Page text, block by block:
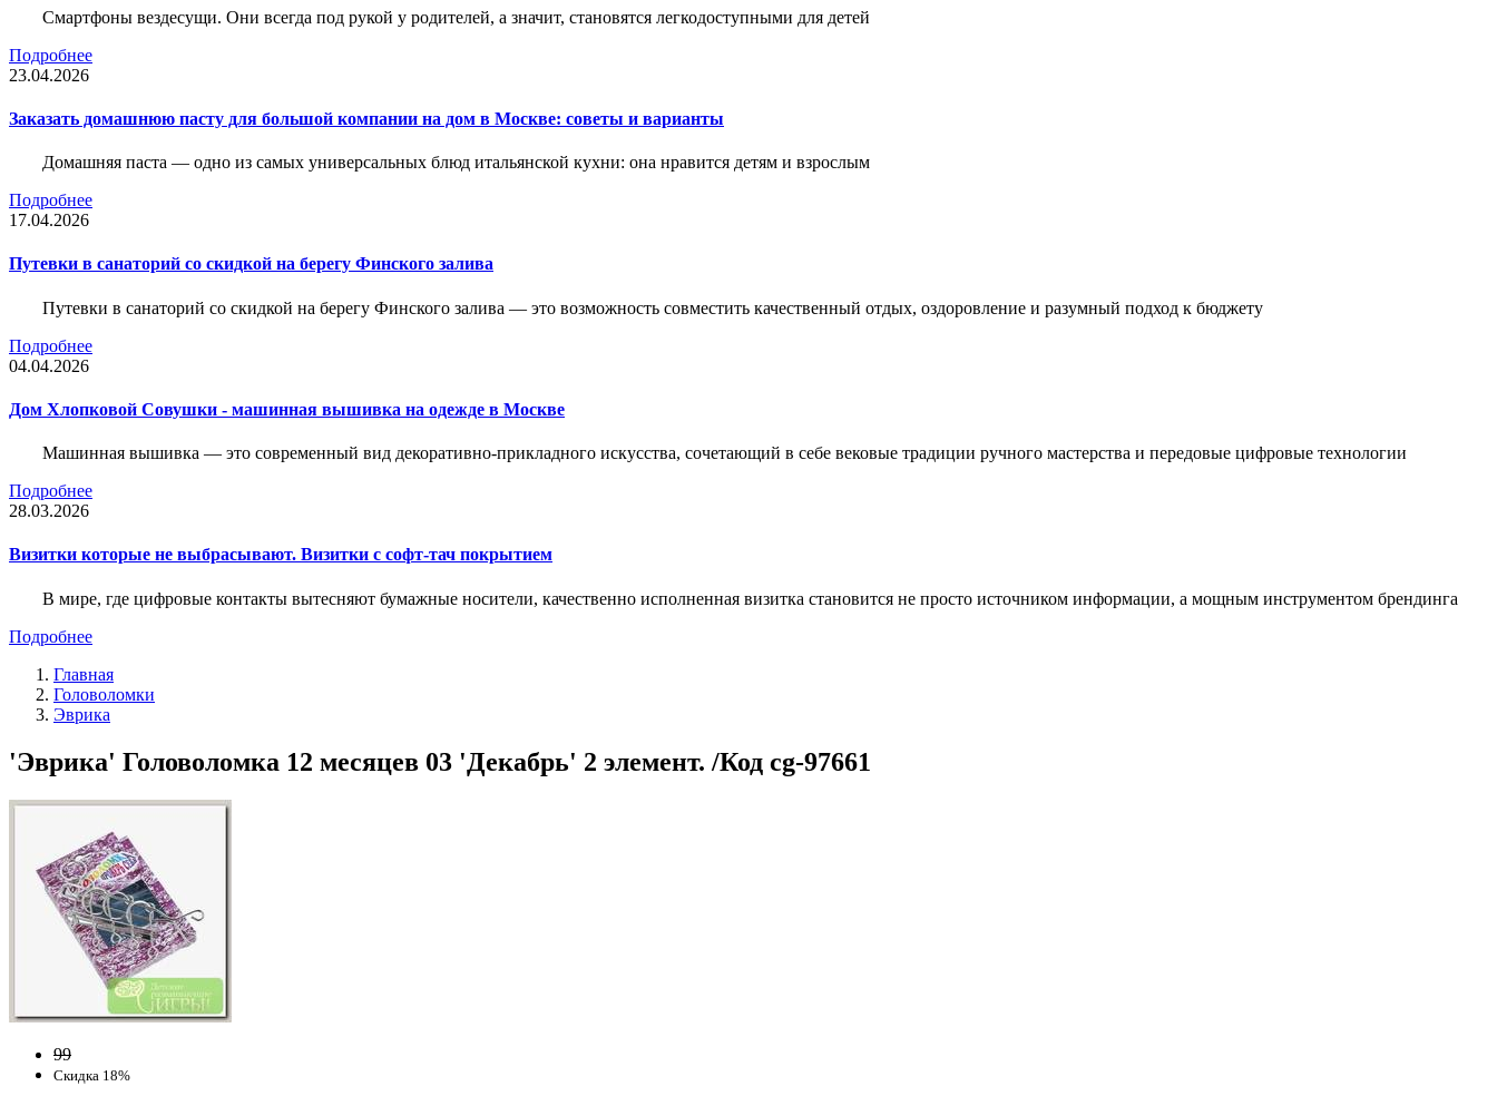
Смартфоны вездесущи. Они всегда под рукой у родителей, а значит, становятся легкодоступными для детей
Подробнее
23.04.2026
Заказать домашнюю пасту для большой компании на дом в Москве: советы и варианты
Домашняя паста — одно из самых универсальных блюд итальянской кухни: она нравится детям и взрослым
Подробнее
17.04.2026
Путевки в санаторий со скидкой на берегу Финского залива
Путевки в санаторий со скидкой на берегу Финского залива — это возможность совместить качественный отдых, оздоровление и разумный подход к бюджету
Подробнее
04.04.2026
Дом Хлопковой Совушки - машинная вышивка на одежде в Москве
Машинная вышивка — это современный вид декоративно-прикладного искусства, сочетающий в себе вековые традиции ручного мастерства и передовые цифровые технологии
Подробнее
28.03.2026
Визитки которые не выбрасывают. Визитки с софт-тач покрытием
В мире, где цифровые контакты вытесняют бумажные носители, качественно исполненная визитка становится не просто источником информации, а мощным инструментом брендинга
Подробнее
Главная
Головоломки
Эврика
'Эврика' Головоломка 12 месяцев 03 'Декабрь' 2 элемент. /Код cg-97661
99
Скидка 18%